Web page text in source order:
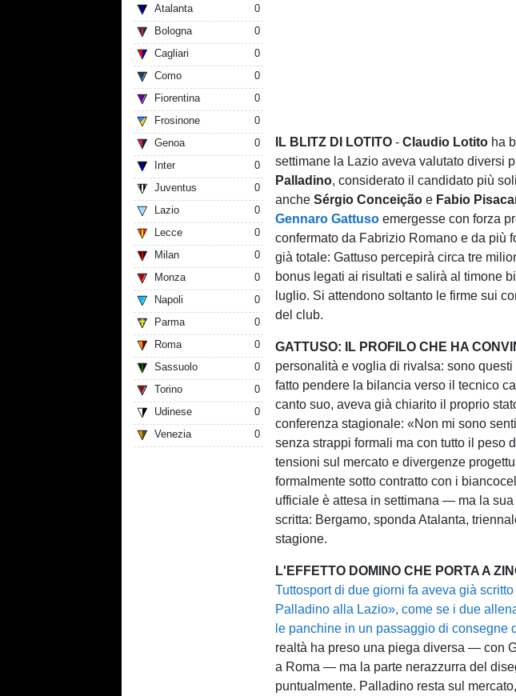
Atalanta
0
Bologna
0
Cagliari
0
Como
0
Fiorentina
0
Frosinone
0
Genoa
0
Inter
0
Juventus
0
Lazio
0
Lecce
0
Milan
0
Monza
0
Napoli
0
Parma
0
Roma
0
Sassuolo
0
Torino
0
Udinese
0
Venezia
0
IL BLITZ DI LOTITO -Claudio Lotito ha
settimane la Lazio aveva valutato diversi
Palladino, considerato il candidato più
ancheSérgio Conceição e Fabio
Gennaro Gattuso emergesse con forza
confermato da Fabrizio Romano e da più
già totale: Gattuso percepirà circa tre
bonus legati ai risultati e salirà al timone
luglio. Si attendono soltanto le firme sui
del club.
GATTUSO: IL PROFILO CHE HA
personalità e voglia di rivalsa: sono
fatto pendere la bilancia verso il tecnico
canto suo, aveva già chiarito il proprio
conferenza stagionale: «Non mi sono
senza strappi formali ma con tutto il peso
tensioni sul mercato e divergenze
formalmente sotto contratto con i
ufficiale è attesa in settimana — ma la
scritta: Bergamo, sponda Atalanta,
stagione.
L'EFFETTO DOMINO CHE PORTA A
Tuttosport di due giorni fa aveva già
Palladino alla Lazio», come se i due
le panchine in un passaggio di consegne
realtà ha preso una piega diversa — con
a Roma — ma la parte nerazzurra del
puntualmente. Palladino resta sul